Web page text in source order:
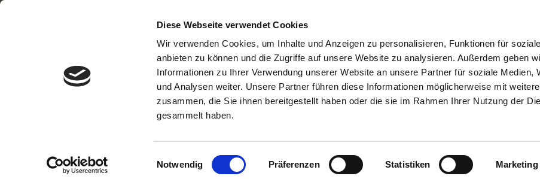
Diese Webseite verwendet Cookies
Wir verwenden Cookies, um Inhalte und Anzeigen zu personalisieren, Funktionen für
anbieten zu können und die Zugriffe auf unsere Website zu analysieren. Außerdem geben
Informationen zu Ihrer Verwendung unserer Website an unsere Partner für soziale Medien,
und Analysen weiter. Unsere Partner führen diese Informationen möglicherweise mit
zusammen, die Sie ihnen bereitgestellt haben oder die sie im Rahmen Ihrer Nutzung der
gesammelt haben.
Einwilligungsauswahl
Notwendig Präferenzen Statistiken Marketing
NEWS-BLOG
Tiffin Loop jetzt und in Zukunft
am Herzen, Plastikmüll zu vermeiden – wir sind Deutschlands einziges Mehrwegsystem, dessen
Behälter zu 100% recycelbar und dazu plastikfrei sind. Bislang hast du in einem teilnehmenden
Restaurant dein Take Away Essen einfach in eine Tiffin packen lassen, 15€ Pfand bei dem/der